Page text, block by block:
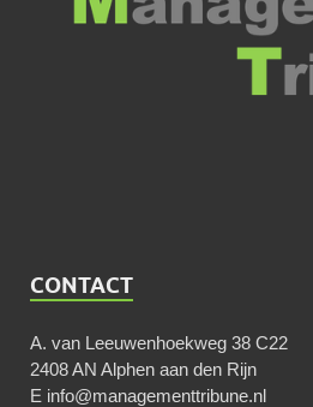
CONTACT
A. van Leeuwenhoekweg 38 C22
2408 AN Alphen aan den Rijn
E info@managementtribune.nl